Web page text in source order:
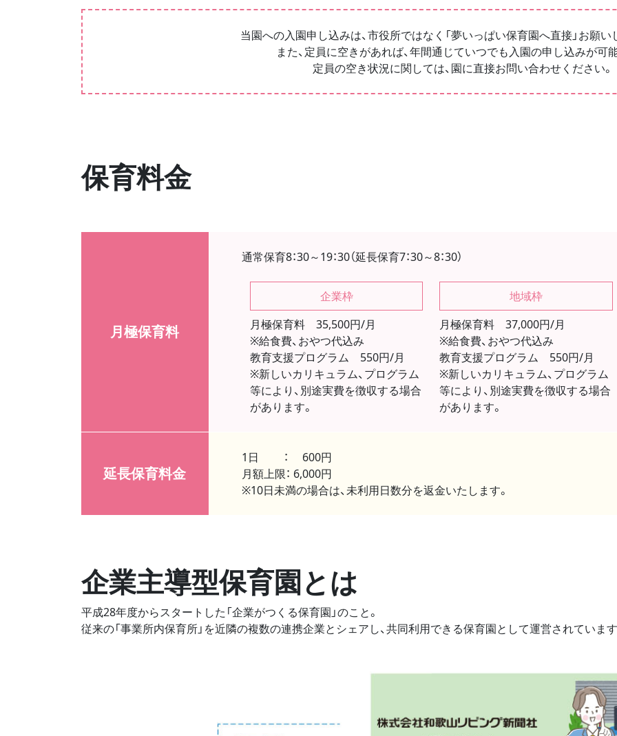
当園への入園申し込みは、市役所ではなく「夢いっぱい保育園へ直接」お願い
また、定員に空きがあれば、年間通じていつでも入園の申し込みが可
定員の空き状況に関しては、園に直接お問い合わせください。
保育料金
月極保育料
通常保育8：30～19：30（延長保育7：30～8：30）
企業枠
月極保育料 35,500円/月
※給食費、おやつ代込み
教育支援プログラム 550円/月
※新しいカリキュラム、プログラム
等により、別途実費を徴収する場合
があります。
地域枠
月極保育料 37,000円/月
※給食費、おやつ代込み
教育支援プログラム 550円/月
※新しいカリキュラム、プログラム
等により、別途実費を徴収する場合
があります。
延長保育料金
1日 ： 600円
月額上限： 6,000円
※10日未満の場合は、未利用日数分を返金いたします。
企業主導型保育園とは
平成28年度からスタートした「企業がつくる保育園」のこと。
従来の「事業所内保育所」を近隣の複数の連携企業とシェアし、共同利用できる保育園として運営されていま